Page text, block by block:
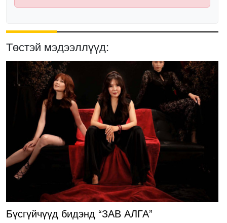
Төстэй мэдээллүүд:
Бүсгүйчүүд бидэнд “ЗАВ АЛГА”